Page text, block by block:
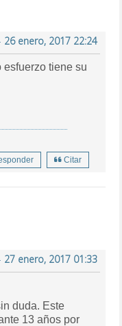
26 enero, 2017 22:24
esfuerzo tiene su
Citar
27 enero, 2017 01:33
duda. Este
13 años por